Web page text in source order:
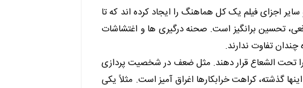
اجزای فیلم یک کل هماهنگ را ایجاد کرده اند که تا
تحسین برانگیز است. صحنه درگیری ها و اغتشاشات
چندان تفاوت ندارند.
تحت الشعاع قرار دهند. مثل ضعف در شخصیت پردازی
گذشته، کراهت خرابکارها اغراق آمیز است. مثلاً یکی